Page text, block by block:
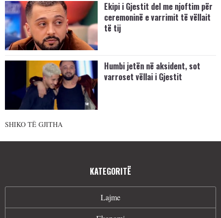
Ekipi i Gjestit del me njoftim për
ceremoninë e varrimit të vëllait
të tij
Humbi jetën në aksident, sot
varroset vëllai i Gjestit
SHIKO TË GJITHA
KATEGORITË
Lajme